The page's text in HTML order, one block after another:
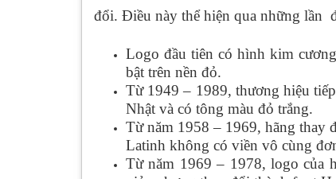
đổi. Điều này thể hiện qua những lần
Logo đầu tiên có hình kim
bật trên nền đỏ.
Từ 1949 – 1989, thương hiệu
Nhật và có tông màu đỏ trắng.
Từ năm 1958 – 1969, hãng thay
Latinh không có viền vô cùng
Từ năm 1969 – 1978, logo của